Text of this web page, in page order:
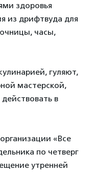
здоровья
из дрифтвуда для
часы,​
гуляют,
мастерской,
в
«Все
по четверг
утренней